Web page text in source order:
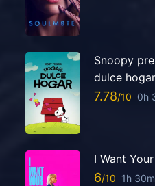
Snoopy
dulce hogar
7.78 0h
I Want
6 1h